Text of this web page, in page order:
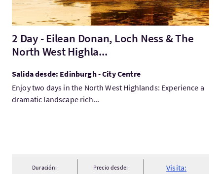
2 Day - Eilean Donan, Loch Ness & The
North West Highla...
Salida desde: Edinburgh - City Centre
Enjoy two days in the North West Highlands: Experience a
dramatic landscape rich...
Duración: Precio desde:
Visita: